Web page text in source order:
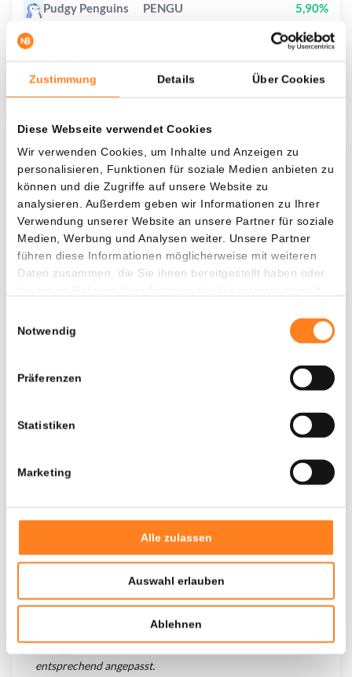
Zustimmung Details Über Cookies
Diese Webseite verwendet Cookies
Wir verwenden Cookies, um Inhalte und Anzeigen zu
personalisieren, Funktionen für soziale Medien anbieten zu
können und die Zugriffe auf unsere Website zu
analysieren. Außerdem geben wir Informationen zu Ihrer
Verwendung unserer Website an unsere Partner für soziale
Medien, Werbung und Analysen weiter. Unsere Partner
führen diese Informationen möglicherweise mit weiteren
Daten zusammen, die Sie ihnen bereitgestellt haben oder
Notwendig
Präferenzen
Statistiken
Marketing
Alle zulassen
Auswahl erlauben
Ablehnen
Was, wenn ich...?
Zie hoeveel waarde je vandaag zou hebben als
je dollar-cost averaging had toegepast op
verschillende cryptocurrencies.
$1.084,67
haben wir historische Daten seit
entsprechend angepasst.
Pudgy Penguins PENGU 5,90%
27,90%
Sui SUI 3,70%